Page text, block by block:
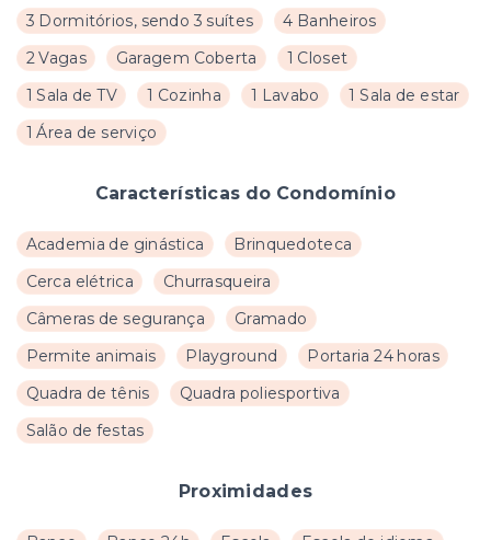
3 Dormitórios, sendo 3 suítes
4 Banheiros
2 Vagas
Garagem Coberta
1 Closet
1 Sala de TV
1 Cozinha 1 Lavabo
1 Sala de estar
1 Área de serviço
Características do Condomínio
Academia de ginástica
Brinquedoteca
Cerca elétrica
Churrasqueira
Câmeras de segurança
Gramado
Permite animais
Playground
Portaria 24 horas
Quadra de tênis
Quadra poliesportiva
Salão de festas
Proximidades